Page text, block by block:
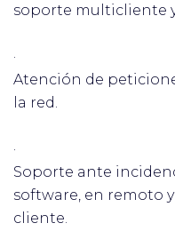
soporte multicliente
·
Atención de
la red.
·
Soporte ante
software, en remoto
cliente.